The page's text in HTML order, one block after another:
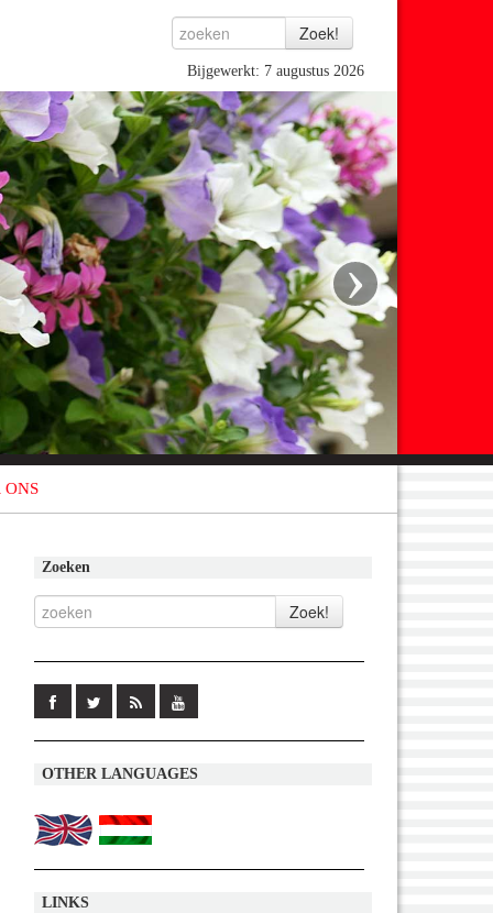
Bijgewerkt: 7 augustus 2026
›
ONS
Zoeken
OTHER LANGUAGES
LINKS